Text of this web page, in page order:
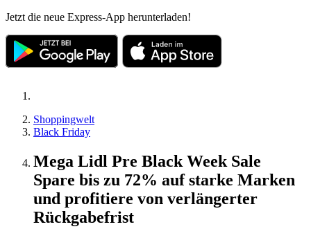
Jetzt die neue Express-App herunterladen!
Shoppingwelt
Black Friday
Mega Lidl Pre Black Week Sale
Spare bis zu 72% auf starke Marken
und profitiere von verlängerter
Rückgabefrist